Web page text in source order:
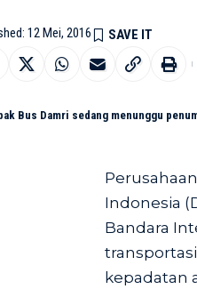
12 Mei, 2016
Bus Damri sedang menunggu
Indonesia
Bandara
kepadatan